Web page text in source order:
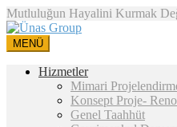
Mutluluğun Hayalini Kurmak
MENÜ
Hizmetler
Mimari
Konsept Proje-
Genel Taahhüt